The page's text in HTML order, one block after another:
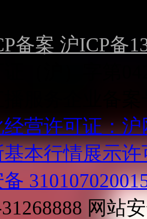
备案 沪ICP备
（沪）字第
服务企业备案
营许可证：沪
本行情展示许
网站